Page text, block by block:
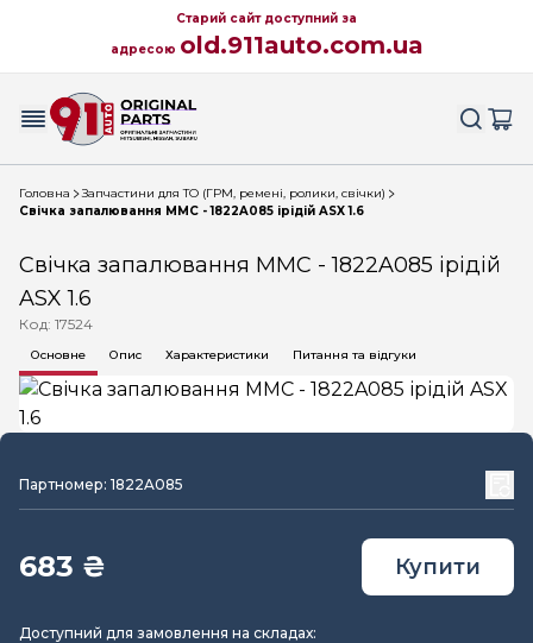
Старий сайт доступний за
адресою old.911auto.com.ua
Головна
Запчастини для ТО (ГРМ, ремені, ролики, свічки)
Свічка запалювання MMC - 1822A085 ірідій ASX 1.6
Свічка запалювання MMC - 1822A085 ірідій
ASX 1.6
Код: 17524
Основне Опис Характеристики Питання та відгуки
Партномер: 1822A085
683 ₴ Купити
Доступний для замовлення на складах: